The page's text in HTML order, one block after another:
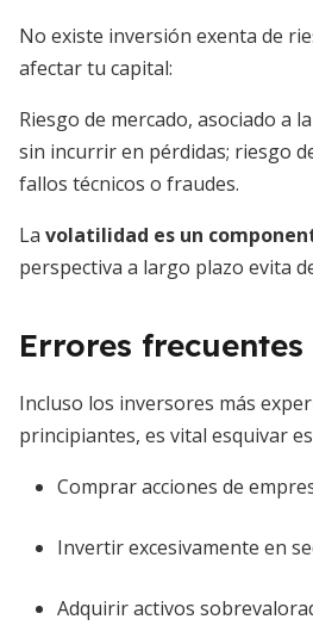
No existe inversión exenta de
afectar tu capital:
Riesgo de mercado, asociado a
sin incurrir en pérdidas; riesgo
fallos técnicos o fraudes.
La volatilidad es un
perspectiva a largo plazo evita
Errores
Incluso los inversores más
principiantes, es vital esquivar
Comprar acciones de
Invertir excesivamente en
Adquirir activos